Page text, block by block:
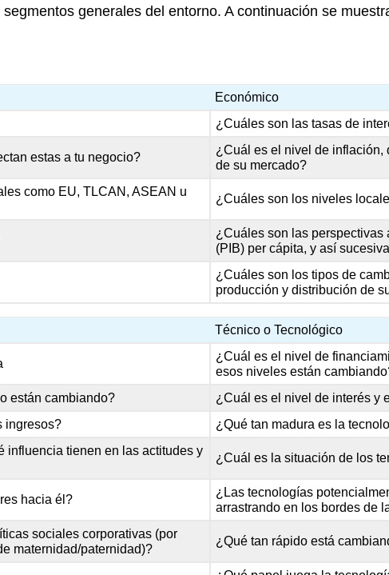
generales del entorno. A continuación se
Económico
¿Cuáles son las tasas de
estas a tu negocio?
¿Cuál es el nivel de inflación,
de su mercado?
como EU, TLCAN, ASEAN u
¿Cuáles son los niveles
¿Cuáles son las perspectivas
(PIB) per cápita, y así
¿Cuáles son los tipos de
producción y distribución de
Técnico o Tecnológico
¿Cuál es el nivel de
esos niveles están
están cambiando?
¿Cuál es el nivel de interés y
ingresos?
¿Qué tan madura es la
influencia tienen en las actitudes y
¿Cuál es la situación de los
hacia él?
¿Las tecnologías
arrastrando en los bordes de
sociales corporativas (por
maternidad/paternidad)?
¿Qué tan rápido está